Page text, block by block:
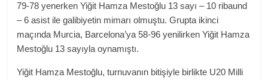
79-78 yenerken Yiğit Hamza Mestoğlu 13 sayı – 10 ribaund
– 6 asist ile galibiyetin mimarı olmuştu. Grupta ikinci
maçında Murcia, Barcelona’ya 58-96 yenilirken Yiğit Hamza
Mestoğlu 13 sayıyla oynamıştı.
Yiğit Hamza Mestoğlu, turnuvanın bitişiyle birlikte U20 Milli